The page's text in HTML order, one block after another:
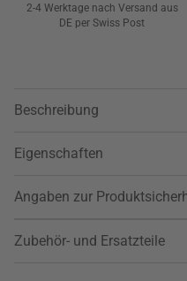
2-4 Werktage nach Versand aus
DE per Swiss Post
Beschreibung
Eigenschaften
Angaben zur
Zubehör- und Ersatzteile